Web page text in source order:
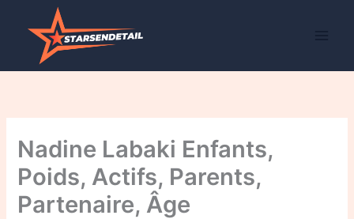
Nadine Labaki Enfants,
Poids, Actifs, Parents,
Partenaire, Âge